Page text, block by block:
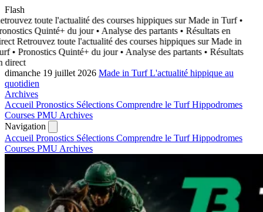
Flash
toute l'actualité des courses hippiques sur Made in Turf •
Quinté+ du jour • Analyse des partants • Résultats en
Retrouvez toute l'actualité des courses hippiques sur Made in
• Pronostics Quinté+ du jour • Analyse des partants • Résultats
direct
dimanche 19 juillet 2026 Made in TurfL'actualité hippique au
quotidien
Archives
Accueil Pronostics Sélections Comprendre le TurfHippodromes
Courses PMU Archives
Navigation
Accueil Pronostics Sélections Comprendre le TurfHippodromes
Courses PMU Archives